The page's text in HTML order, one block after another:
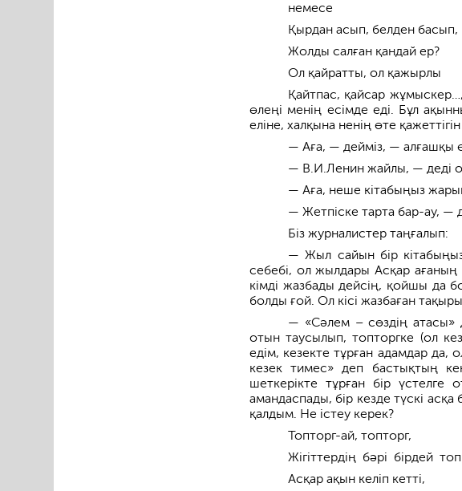
немесе
Қырдан асып, белден басып,
Жолды салған қандай ер?
Ол қайратты, ол қажырлы
Қайтпас, қайсар
өлеңі менің есімде еді. Бұл
еліне, халқына ненің өте
— Аға, — дейміз, — алғашқы
— В.И.Ленин жайлы, — деді
— Аға, неше кітабыңыз
— Жетпіске тарта бар-ау, —
Біз журналистер таңғалып:
— Жыл сайын бір
себебі, ол жылдары Асқар ағаның
кімді жазбады дейсің, қойшы да
болды ғой. Ол кісі жазбаған
— «Сәлем – сөздің атасы»
отын таусылып, топторгке (ол
едім, кезекте тұрған адамдар да,
кезек тимес» деп бастықтың
шеткерікте тұрған бір
амандаспады, бір кезде түскі
қалдым. Не істеу керек?
Топторг-ай, топторг,
Жігіттердің бәрі бірдей
Асқар ақын келіп кетті,